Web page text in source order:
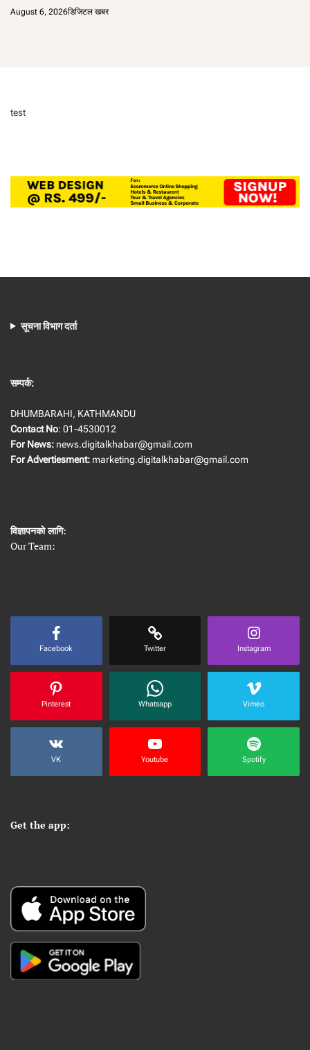
August 6, 2026डिजिटल खबर
test
सूचना विभाग दर्ता
सम्पर्क:
DHUMBARAHI, KATHMANDU
Contact No: 01-4530012
For News: news.digitalkhabar@gmail.com
For Advertiesment: marketing.digitalkhabar@gmail.com
विज्ञापनको लागि:
Our Team:
Facebook Twitter Instagram
Pinterest Whatsapp Vimeo
VK Youtube Spotify
Get the app: